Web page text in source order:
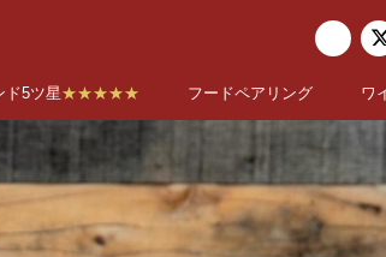
ド5ツ星★★★★★ フードペアリング ワ